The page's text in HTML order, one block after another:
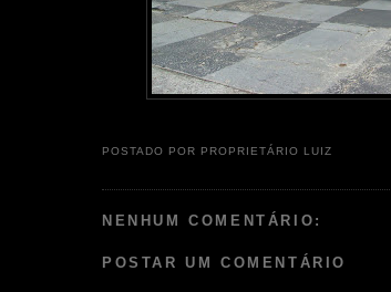
POSTADO POR PROPRIETÁRIO LUIZ
NENHUM COMENTÁRIO:
POSTAR UM COMENTÁRIO